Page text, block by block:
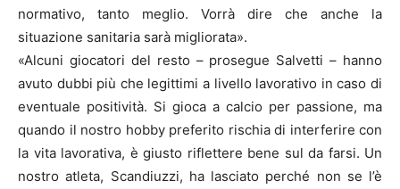
normativo, tanto meglio. Vorrà dire che anche la
situazione sanitaria sarà migliorata».
«Alcuni giocatori del resto – prosegue Salvetti – hanno
avuto dubbi più che legittimi a livello lavorativo in caso di
eventuale positività. Si gioca a calcio per passione, ma
quando il nostro hobby preferito rischia di interferire con
la vita lavorativa, è giusto riflettere bene sul da farsi. Un
nostro atleta, Scandiuzzi, ha lasciato perché non se l’è